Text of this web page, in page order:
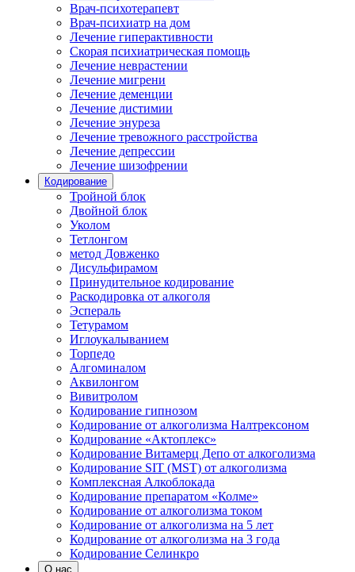
Врач-психотерапевт
Врач-психиатр на дом
Лечение гиперактивности
Скорая психиатрическая помощь
Лечение неврастении
Лечение мигрени
Лечение деменции
Лечение дистимии
Лечение энуреза
Лечение тревожного расстройства
Лечение депрессии
Лечение шизофрении
Кодирование
Тройной блок
Двойной блок
Уколом
Тетлонгом
метод Довженко
Дисульфирамом
Принудительное кодирование
Раскодировка от алкоголя
Эспераль
Тетурамом
Иглоукалыванием
Торпедо
Алгоминалом
Аквилонгом
Вивитролом
Кодирование гипнозом
Кодирование от алкоголизма Налтрексоном
Кодирование «Актоплекс»
Кодирование Витамерц Депо от алкоголизма
Кодирование SIT (MST) от алкоголизма
Комплексная Алкоблокада
Кодирование препаратом «Колме»
Кодирование от алкоголизма током
Кодирование от алкоголизма на 5 лет
Кодирование от алкоголизма на 3 года
Кодирование Селинкро
О нас